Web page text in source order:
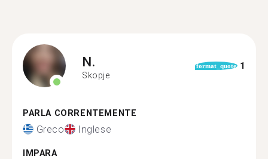
N.
Skopje
format_quote 1
PARLA CORRENTEMENTE
Greco Inglese
IMPARA